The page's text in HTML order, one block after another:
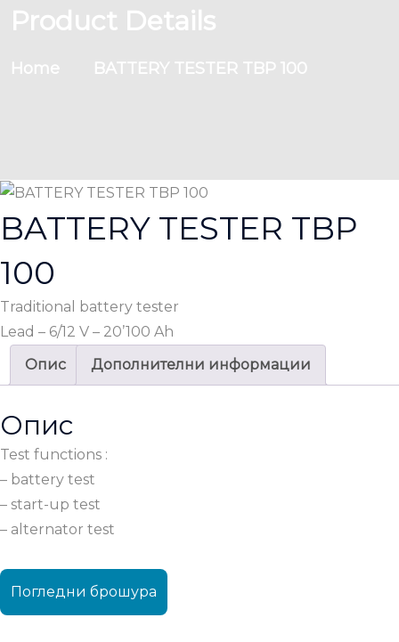
Product Details
Home BATTERY TESTER TBP 100
BATTERY TESTER TBP
100
Traditional battery tester
Lead – 6/12 V – 20’100 Ah
Опис
Дополнителни информации
Опис
Test functions :
– battery test
– start-up test
– alternator test
Погледни брошура